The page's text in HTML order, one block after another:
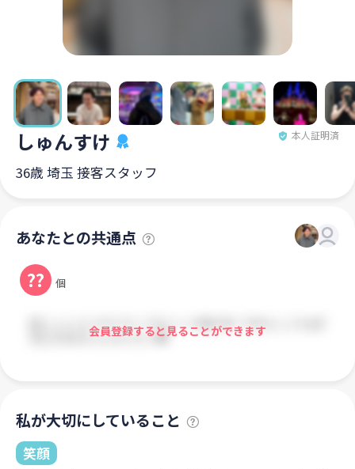
しゅんすけ 本人証明済
36歳 埼玉 接客スタッフ
あなたとの共通点
?? 個
会員登録すると見ることができます
私が大切にしていること
笑顔